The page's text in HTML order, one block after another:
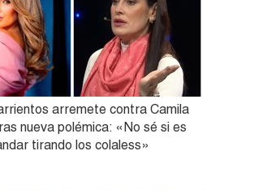
arremete contra Camila
nueva polémica: «No sé si es
tirando los colaless»